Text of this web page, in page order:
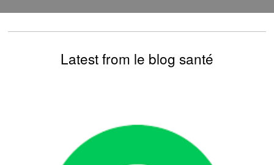
Latest from le blog santé